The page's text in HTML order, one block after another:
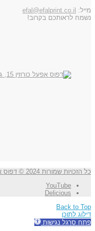
מייל: efal@efalprint.co.il
נשמח לראותכם בקרוב!
כל הזכויות שמורות 2024 © דפוס אפעל
YouTube
Delicious
Back to Top
דילוג לתוכן
פתח סרגל נגישות